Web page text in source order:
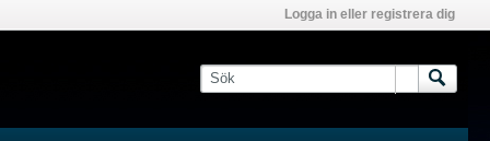
Logga in eller registrera dig